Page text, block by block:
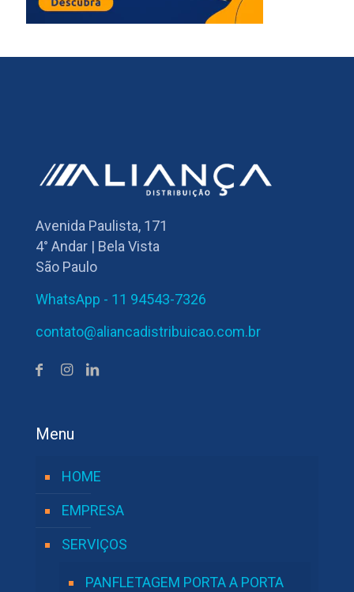
Avenida Paulista, 171
4° Andar | Bela Vista
São Paulo
WhatsApp - 11 94543-7326
contato@aliancadistribuicao.com.br
Menu
HOME
EMPRESA
SERVIÇOS
PANFLETAGEM PORTA A PORTA